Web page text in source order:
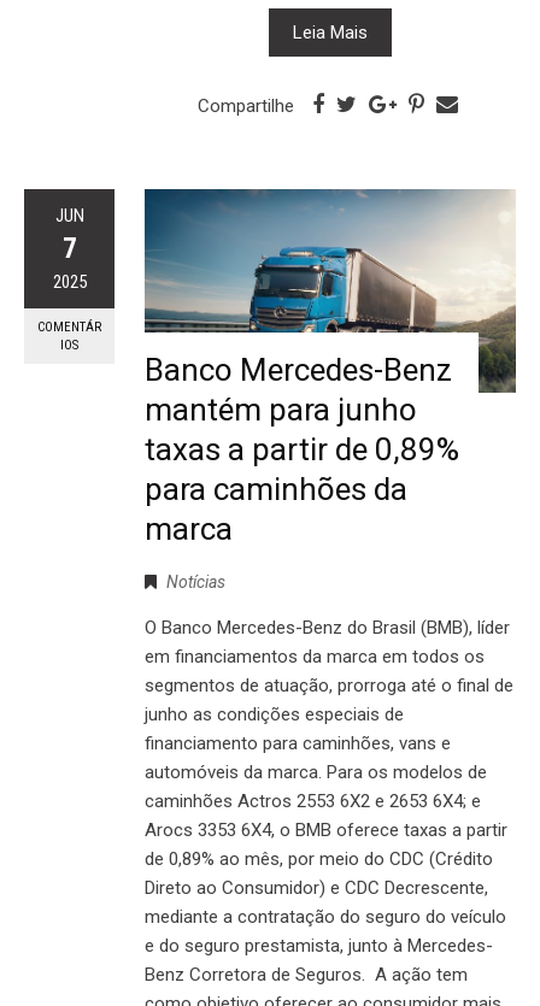
Leia Mais
Compartilhe
JUN
7
2025
COMENTÁR
IOS
Banco Mercedes-Benz
mantém para junho
taxas a partir de 0,89%
para caminhões da
marca
Notícias
O Banco Mercedes-Benz do Brasil (BMB), líder
em financiamentos da marca em todos os
segmentos de atuação, prorroga até o final de
junho as condições especiais de
financiamento para caminhões, vans e
automóveis da marca. Para os modelos de
caminhões Actros 2553 6X2 e 2653 6X4; e
Arocs 3353 6X4, o BMB oferece taxas a partir
de 0,89% ao mês, por meio do CDC (Crédito
Direto ao Consumidor) e CDC Decrescente,
mediante a contratação do seguro do veículo
e do seguro prestamista, junto à Mercedes-
Benz Corretora de Seguros. A ação tem